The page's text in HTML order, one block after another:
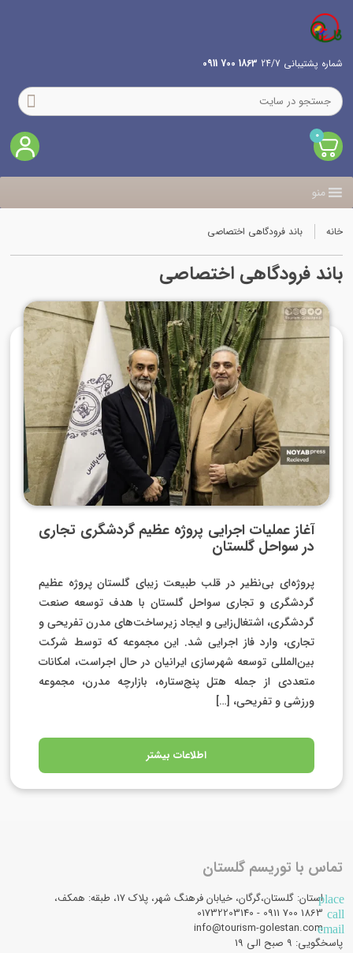
شماره پشتیبانی 24/7 1863 700 0911
0
منو
خانه باند فرودگاهی اختصاصی
باند فرودگاهی اختصاصی
آغاز عملیات اجرایی پروژه عظیم گردشگری تجاری
در سواحل گلستان
پروژه‌ای بی‌نظیر در قلب طبیعت زیبای گلستان پروژه عظیم
گردشگری و تجاری سواحل گلستان با هدف توسعه صنعت
گردشگری، اشتغال‌زایی و ایجاد زیرساخت‌های مدرن تفریحی و
تجاری، وارد فاز اجرایی شد. این مجموعه که توسط شرکت
بین‌المللی توسعه شهرسازی ایرانیان در حال اجراست، امکانات
متعددی از جمله هتل پنج‌ستاره، بازارچه مدرن، مجموعه
ورزشی و تفریحی، […]
اطلاعات بیشتر
تماس با توریسم گلستان
placeاستان: گلستان،گرگان، خیابان فرهنگ شهر، پلاک 17، طبقه: همکف،
call
email
info@tourism-golestan.com
پاسخگویی: ۹ صبح الی 19